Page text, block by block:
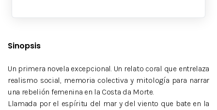
Sinopsis
Un primera novela excepcional. Un relato coral que entrelaza
realismo social, memoria colectiva y mitología para narrar
una rebelión femenina en la Costa da Morte.
Llamada por el espíritu del mar y del viento que bate en la